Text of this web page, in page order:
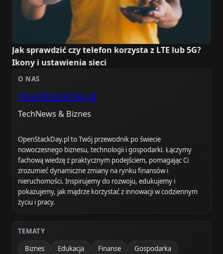
Jak sprawdzić czy telefon korzysta z LTE lub 5G?
Ikony i ustawienia sieci
O NAS
OpenStackDay.pl
TechNews & Biznes
OpenStackDay.pl to Twój przewodnik po świecie
nowoczesnego biznesu, technologii i gospodarki. Łączymy
fachową wiedzę z praktycznym podejściem, pomagając Ci
zrozumieć dynamiczne zmiany na rynku finansów i
nieruchomości. Inspirujemy do rozwoju, edukujemy i
pokazujemy, jak mądrze korzystać z innowacji w codziennym
życiu i pracy.
TEMATY
Biznes
Edukacja Finanse
Gospodarka